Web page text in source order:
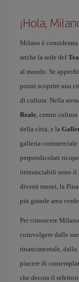
¡Hola,
Milano è
anche la sede del
al mondo. Se
potrai scoprire una
di cultura. Nella
Reale, centro
della città, e la
galleria
perpendicolari
irrinunciabili sono il
diversi musei, la
più grande area
Per conoscere
coinvolgere dalle sue
rinascimentale,
piacere di
che decora il